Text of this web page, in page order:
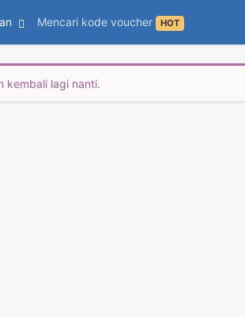
Mencari kode voucher HOT
kembali lagi nanti.